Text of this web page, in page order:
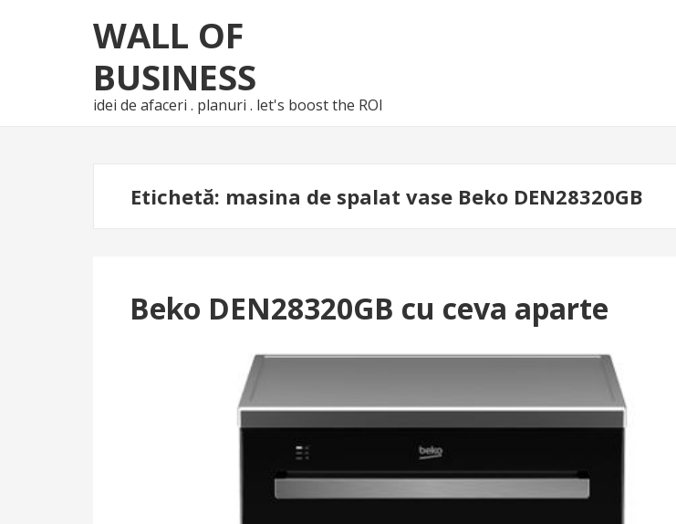
to
to
WALL OF
BUSINESS
idei de afaceri . planuri . let's boost the ROI
Etichetă: masina de spalat vase Beko DEN28320GB
Beko DEN28320GB cu ceva aparte